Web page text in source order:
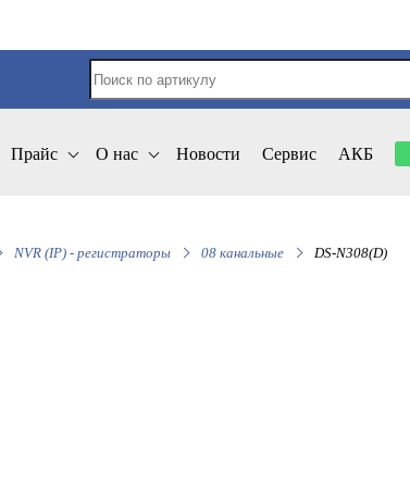
Прайс О нас Новости Сервис АКБ
NVR (IP) - регистраторы 08 канальные DS-N308(D)